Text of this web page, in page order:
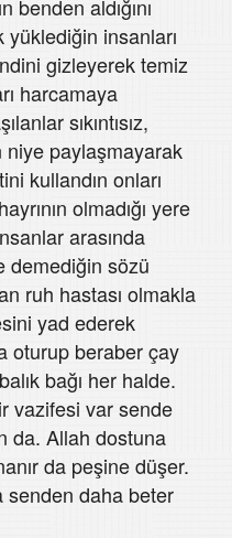
benden aldığını
insanları
gizleyerek temiz
harcamaya
sıkıntısız,
paylaşmayarak
kullandın onları
olmadığı yere
arasında
demediğin sözü
ruh hastası olmakla
yad ederek
oturup beraber çay
bağı her halde.
vazifesi var sende
da. Allah dostuna
da peşine düşer.
senden daha beter